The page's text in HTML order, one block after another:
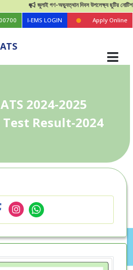
জুলাই গণ-অভ্যুত্থান দিবস উপলেক্ষ্য ছুটির নোটিশ
I-EMS LOGIN Apply Online
2024-2025
Result-2024